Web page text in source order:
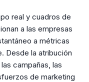
real y cuadros de
a las empresas
a métricas
Desde la atribución
campañas, las
de marketing